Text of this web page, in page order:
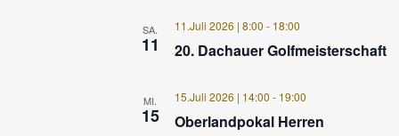
SA.
11 20. Dachauer Golfmeisterschaft
11.Juli 2026 | 8:00 - 18:00
MI.
15 Oberlandpokal Herren
15.Juli 2026 | 14:00 - 19:00